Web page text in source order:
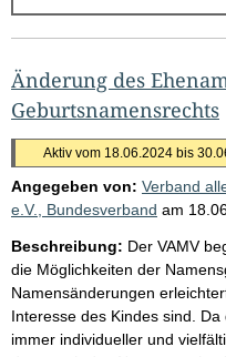
g
e
b
n
i
s
s
e
p
r
o
Änderung des
Geburtsnamensrechts
Aktiv vom 18.06.2024 bis
Angegeben von: Verband
e.V., Bundesverband am
Beschreibung: Der VAMV
die Möglichkeiten der
Namensänderungen
Interesse des Kindes sind.
immer individueller und